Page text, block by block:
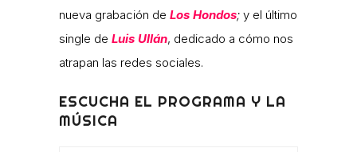
nueva grabación de Los Hondos; y el último
single de Luis Ullán, dedicado a cómo nos
atrapan las redes sociales.
ESCUCHA EL PROGRAMA Y LA
MÚSICA